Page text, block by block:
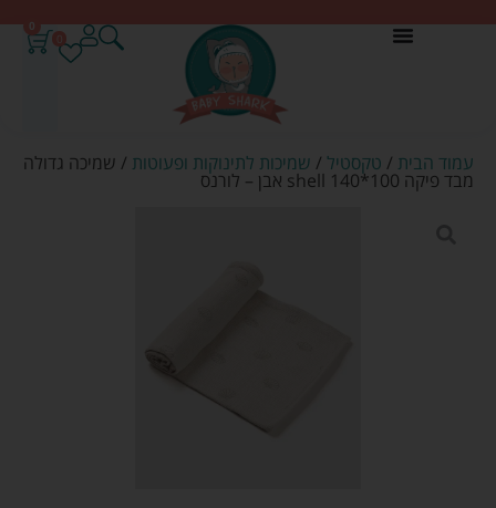
0
עמוד הבית / טקסטיל / שמיכות לתינוקות ופעוטות / שמיכה גדולה
מבד פיקה 100*140 shell אבן – לורנס